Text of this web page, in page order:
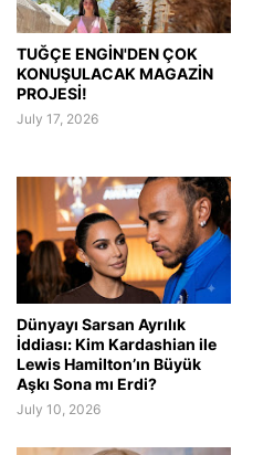
TUĞÇE ENGİN'DEN ÇOK
KONUŞULACAK MAGAZİN
PROJESİ!
July 17, 2026
Dünyayı Sarsan Ayrılık
İddiası: Kim Kardashian ile
Lewis Hamilton’ın Büyük
Aşkı Sona mı Erdi?
July 10, 2026